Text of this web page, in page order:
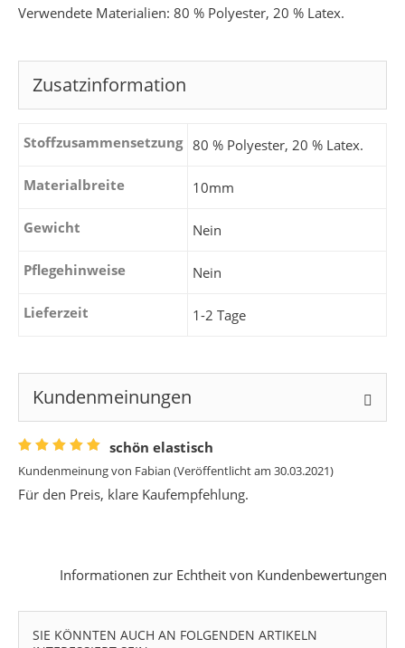
Verwendete Materialien: 80 % Polyester, 20 % Latex.
Zusatzinformation
Stoffzusammensetzung 80 % Polyester, 20 % Latex.
Materialbreite 10mm
Gewicht Nein
Pflegehinweise Nein
Lieferzeit 1-2 Tage
Kundenmeinungen
schön elastisch
Kundenmeinung von Fabian (Veröffentlicht am 30.03.2021)
Für den Preis, klare Kaufempfehlung.
Informationen zur Echtheit von Kundenbewertungen
SIE KÖNNTEN AUCH AN FOLGENDEN ARTIKELN